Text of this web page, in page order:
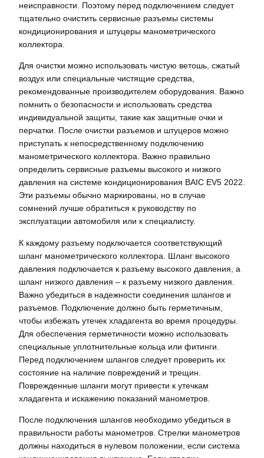
неисправности. Поэтому перед подключением следует
тщательно очистить сервисные разъемы системы
кондиционирования и штуцеры манометрического
коллектора.
Для очистки можно использовать чистую ветошь, сжатый
воздух или специальные чистящие средства,
рекомендованные производителем оборудования. Важно
помнить о безопасности и использовать средства
индивидуальной защиты, такие как защитные очки и
перчатки. После очистки разъемов и штуцеров можно
приступать к непосредственному подключению
манометрического коллектора. Важно правильно
определить сервисные разъемы высокого и низкого
давления на системе кондиционирования BAIC EV5 2022.
Эти разъемы обычно маркированы, но в случае
сомнений лучше обратиться к руководству по
эксплуатации автомобиля или к специалисту.
К каждому разъему подключается соответствующий
шланг манометрического коллектора. Шланг высокого
давления подключается к разъему высокого давления, а
шланг низкого давления – к разъему низкого давления.
Важно убедиться в надежности соединения шлангов и
разъемов. Подключение должно быть герметичным,
чтобы избежать утечек хладагента во время процедуры.
Для обеспечения герметичности можно использовать
специальные уплотнительные кольца или фитинги.
Перед подключением шлангов следует проверить их
состояние на наличие повреждений и трещин.
Поврежденные шланги могут привести к утечкам
хладагента и искажению показаний манометров.
После подключения шлангов необходимо убедиться в
правильности работы манометров. Стрелки манометров
должны находиться в нулевом положении, если система